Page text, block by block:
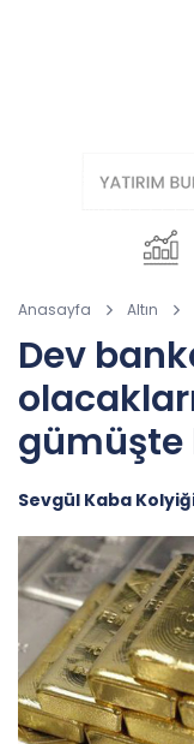
Anasayfa Altın
Dev
gümüşte
Sevgül Kaba